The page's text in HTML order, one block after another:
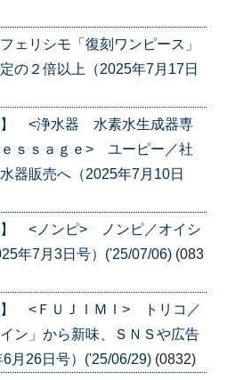
ェリシモ「復刻ワンピース」
の２倍以上（2025年7月17日
】 <浄水器 水素水生成器専
ｓｓａｇｅ> ユーピー／社
器販売へ（2025年7月10日
】 <ノンピ> ノンピ／オイシ
年7月3日号）('25/07/06) (083
】 <ＦＵＪＩＭＩ> トリコ／
ン」から新味、ＳＮＳや広告
月26日号）('25/06/29) (0832)